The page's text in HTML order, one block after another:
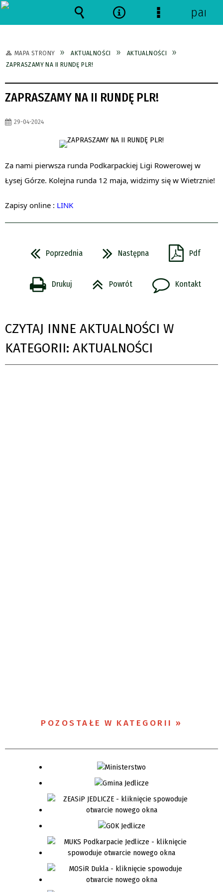
MAPA STRONY AKTUALNOŚCI
AKTUALNOŚCI
ZAPRASZAMY NA II RUNDĘ PLR!
ZAPRASZAMY NA II RUNDĘ PLR!
29-04-2024
Za nami pierwsza runda Podkarpackiej Ligi Rowerowej w
Łysej Górze. Kolejna runda 12 maja, widzimy się w Wietrznie!
Zapisy online : LINK
Poprzednia Następna Pdf
Drukuj Powrót Kontakt
CZYTAJ INNE AKTUALNOŚCI W
KATEGORII: AKTUALNOŚCI
POZOSTAŁE W KATEGORII
Wyszukiwarka
NarzędziaMenu
panel